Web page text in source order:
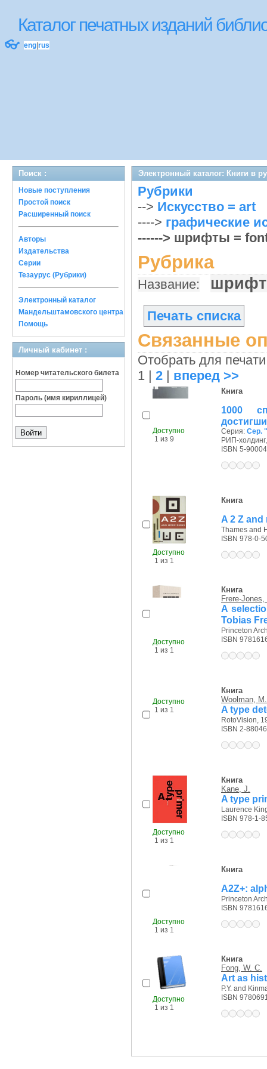
Каталог печатных изданий
👓 eng rus
Поиск :
Новые поступления
Простой поиск
Расширенный поиск
Авторы
Издательства
Серии
Тезаурус (Рубрики)
Электронный каталог
Мандельштамовского центра
Помощь
Личный кабинет :
Номер читательского билета
Пароль (имя кириллицей)
Электронный каталог: Книги в
Рубрики
--> Искусство = art
----> графические
------> шрифты =
Рубрика
Название:
Печать списка
Связанные
Отобрать для
1 | 2 | вперед >>
Доступно
1 из 9
Книга
1000
Серия: Сер.
РИП-
ISBN 5-
Доступно
1 из 1
Книга
A 2 Z
Thames and
ISBN 978-0-
Доступно
1 из 1
Книга
Frere-Jones,
A
Tobias
Princeton
ISBN
Доступно
1 из 1
Книга
Woolman, M.
A type
RotoVision,
ISBN 2-
Доступно
1 из 1
Книга
Kane, J.
A type
Laurence
ISBN 978-1-
Доступно
1 из 1
Книга
A2Z+:
Princeton
ISBN
Доступно
1 из 1
Книга
Fong, W. C.
Art as
P.Y. and
ISBN